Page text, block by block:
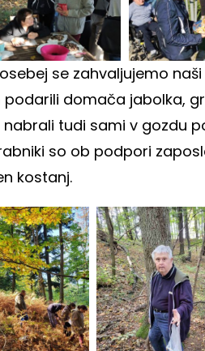
se zahvaljujemo
podarili domača jabolka,
tudi sami v gozdu
so ob podpori
kostanj.